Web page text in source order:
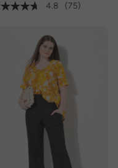
4.8
(75)